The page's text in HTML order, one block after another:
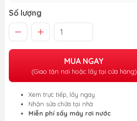
Số lượng
MUA NGAY
(Giao tận nơi hoặc lấy tại cửa hàng)
Xem trực tiếp, lấy ngay
Nhận sửa chữa tại nhà
Miễn phí sấy máy rơi nước